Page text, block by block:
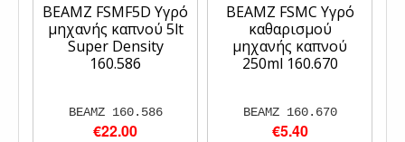
BEAMZ FSMF5D Υγρό
μηχανής καπνού 5lt
Super Density
160.586
BEAMZ 160.586
€22.00
BEAMZ FSMC Υγρό
καθαρισμού
μηχανής καπνού
250ml 160.670
BEAMZ 160.670
€5.40